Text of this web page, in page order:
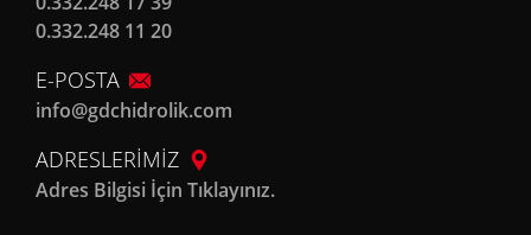
0.332.248 11 20
E-POSTA
info@gdchidrolik.com
ADRESLERİMİZ
Adres Bilgisi İçin Tıklayınız.